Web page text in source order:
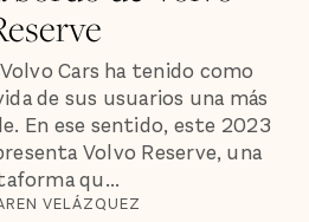
Cars ha tenido como
de sus usuarios una más
En ese sentido, este 2023
Volvo Reserve, una
qu...
VELÁZQUEZ